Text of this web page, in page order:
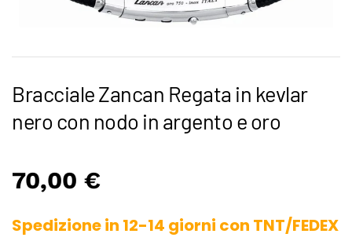
Bracciale Zancan Regata in kevlar
nero con nodo in argento e oro
70,00 €
Spedizione in 12-14 giorni con TNT/FEDEX